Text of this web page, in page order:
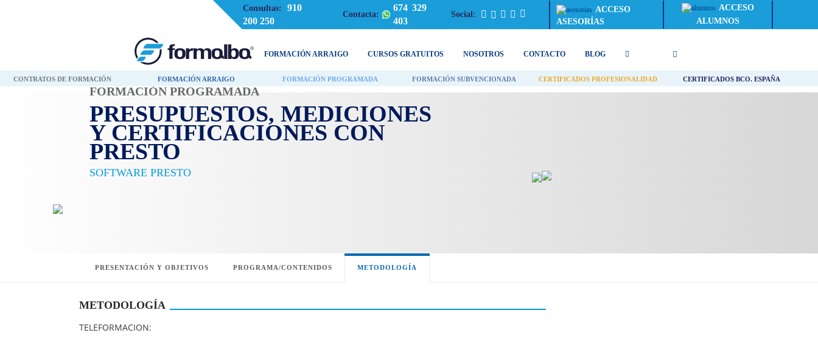
Consultas:
910
200 250
Contacta:
674 329
403
Social:
ACCESO
ASESORÍAS
ACCESO
ALUMNOS
FORMACIÓN ARRAIGO CURSOS GRATUITOS NOSOTROS CONTACTO BLOG
CONTRATOS DE FORMACIÓN FORMACIÓN ARRAIGO FORMACIÓN PROGRAMADA FORMACIÓN SUBVENCIONADA CERTIFICADOS PROFESIONALIDAD CERTIFICADOS BCO. ESPAÑA
FORMACIÓN PROGRAMADA
PRESUPUESTOS, MEDICIONES
Y CERTIFICACIONES CON
PRESTO
SOFTWARE PRESTO
PRESENTACIÓN Y OBJETIVOS PROGRAMA/CONTENIDOS METODOLOGÍA
METODOLOGÍA
TELEFORMACION: